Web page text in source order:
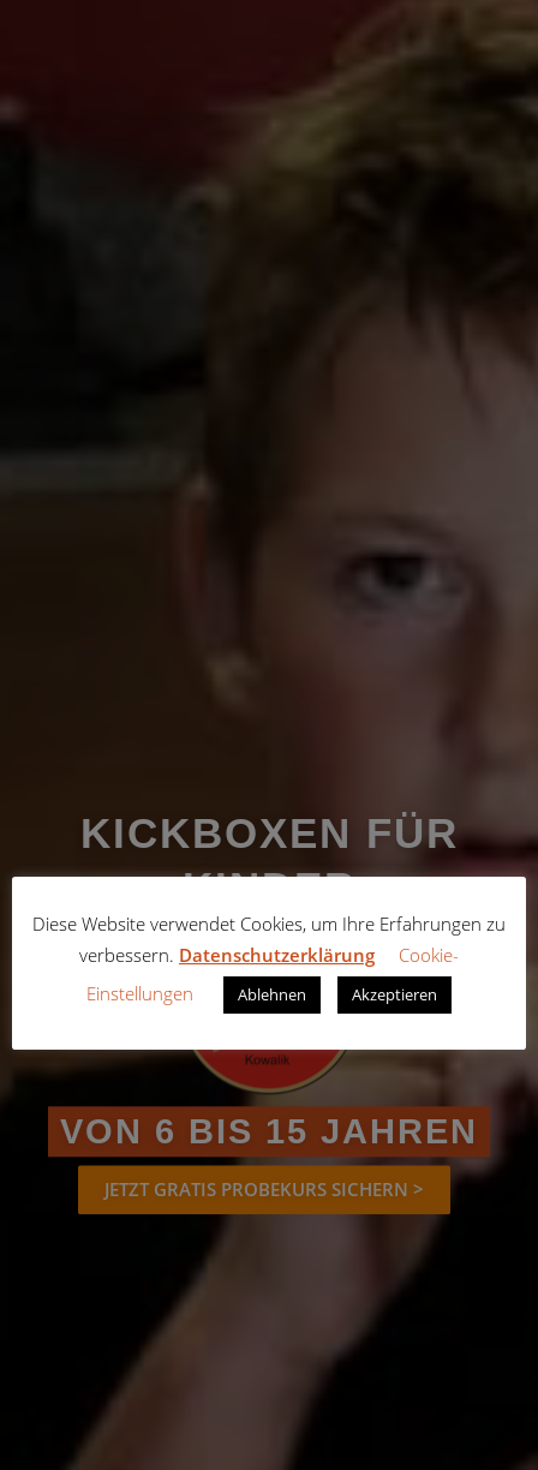
KICKBOXEN FÜR
KINDER
VON 6 BIS 15 JAHREN
JETZT GRATIS PROBEKURS SICHERN >
Diese Website verwendet Cookies, um Ihre Erfahrungen zu
verbessern. Datenschutzerklärung
Cookie-
Einstellungen
Ablehnen Akzeptieren